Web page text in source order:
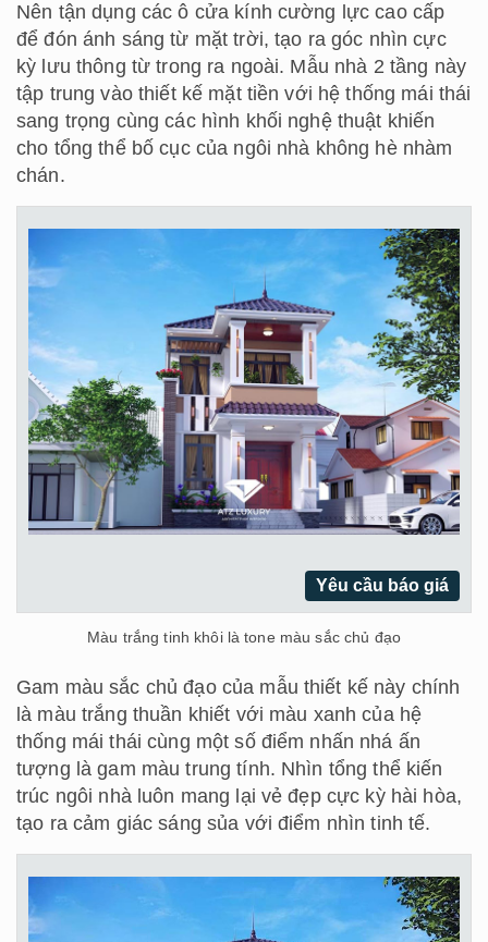
Nên tận dụng các ô cửa kính cường lực cao cấp
để đón ánh sáng từ mặt trời, tạo ra góc nhìn cực
kỳ lưu thông từ trong ra ngoài. Mẫu nhà 2 tầng này
tập trung vào thiết kế mặt tiền với hệ thống mái thái
sang trọng cùng các hình khối nghệ thuật khiến
cho tổng thể bố cục của ngôi nhà không hè nhàm
chán.
Yêu cầu báo giá
Màu trắng tinh khôi là tone màu sắc chủ đạo
Gam màu sắc chủ đạo của mẫu thiết kế này chính
là màu trắng thuần khiết với màu xanh của hệ
thống mái thái cùng một số điểm nhấn nhá ấn
tượng là gam màu trung tính. Nhìn tổng thể kiến
trúc ngôi nhà luôn mang lại vẻ đẹp cực kỳ hài hòa,
tạo ra cảm giác sáng sủa với điểm nhìn tinh tế.